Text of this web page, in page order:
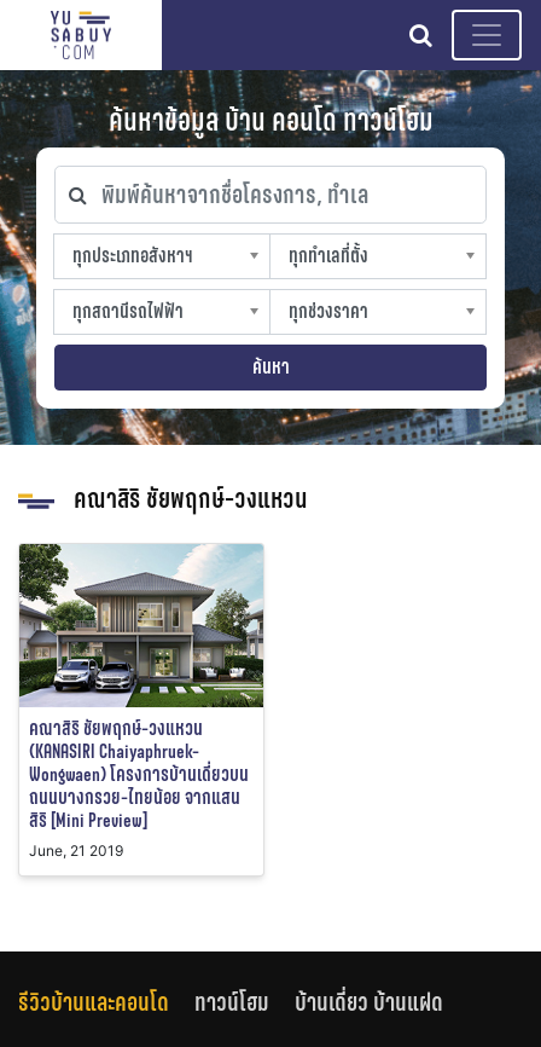
search
ค้นหาข้อมูล บ้าน คอนโด ทาวน์โฮม
พิมพ์ค้นหาจากชื่อโครงการ, ทำเล
ทุกประเภทอสังหาฯ
ทุกประเภทอสังหาฯ
sproperty
ทุกทำเลที่ตั้ง
ทุกทำเลที่ตั้ง
slocation
ทุกสถานีรถไฟฟ้า
ทุกสถานีรถไฟฟ้า
strain-station
ทุกช่วงราคา
ทุกช่วงราคา
sprice
ค้นหา
คณาสิริ ชัยพฤกษ์-วงแหวน
คณาสิริ ชัยพฤกษ์-วงแหวน
(KANASIRI Chaiyaphruek-
Wongwaen) โครงการบ้านเดี่ยวบน
ถนนบางกรวย-ไทยน้อย จากแสน
สิริ [Mini Preview]
June, 21 2019
รีวิวบ้านและคอนโด ทาวน์โฮม
บ้านเดี่ยว บ้านแฝด